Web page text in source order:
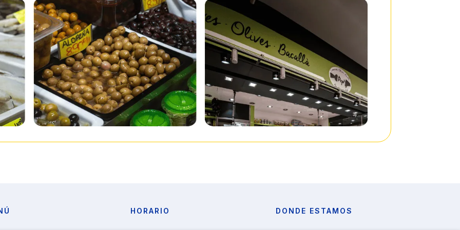
HORARIO DONDE ESTAMOS